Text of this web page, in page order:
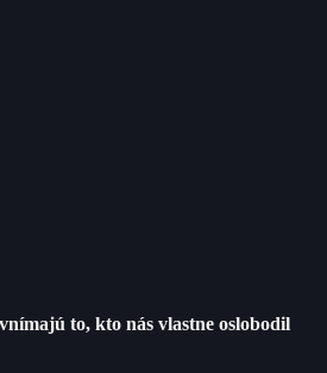
to, kto nás vlastne oslobodil